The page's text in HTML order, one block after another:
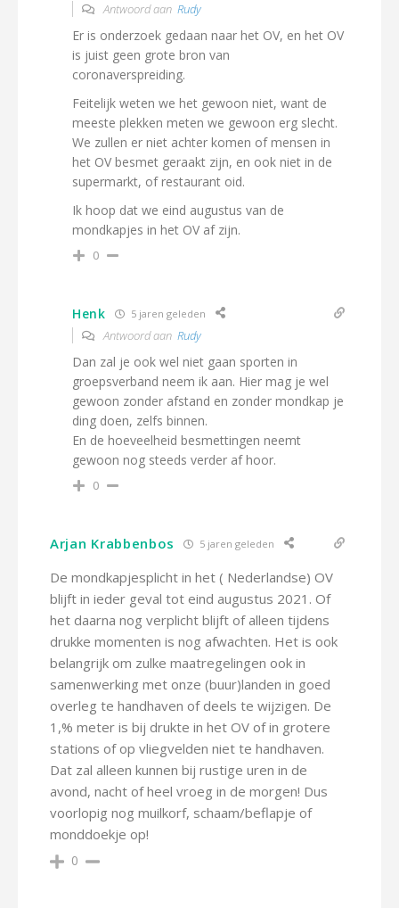
Antwoord aan Rudy
Er is onderzoek gedaan naar het OV, en het OV
is juist geen grote bron van
coronaverspreiding.
Feitelijk weten we het gewoon niet, want de
meeste plekken meten we gewoon erg slecht.
We zullen er niet achter komen of mensen in
het OV besmet geraakt zijn, en ook niet in de
supermarkt, of restaurant oid.
Ik hoop dat we eind augustus van de
mondkapjes in het OV af zijn.
0
Henk 5 jaren geleden
Antwoord aan Rudy
Dan zal je ook wel niet gaan sporten in
groepsverband neem ik aan. Hier mag je wel
gewoon zonder afstand en zonder mondkap je
ding doen, zelfs binnen.
En de hoeveelheid besmettingen neemt
gewoon nog steeds verder af hoor.
0
Arjan Krabbenbos 5 jaren geleden
De mondkapjesplicht in het ( Nederlandse) OV
blijft in ieder geval tot eind augustus 2021. Of
het daarna nog verplicht blijft of alleen tijdens
drukke momenten is nog afwachten. Het is ook
belangrijk om zulke maatregelingen ook in
samenwerking met onze (buur)landen in goed
overleg te handhaven of deels te wijzigen. De
1,% meter is bij drukte in het OV of in grotere
stations of op vliegvelden niet te handhaven.
Dat zal alleen kunnen bij rustige uren in de
avond, nacht of heel vroeg in de morgen! Dus
voorlopig nog muilkorf, schaam/beflapje of
monddoekje op!
0